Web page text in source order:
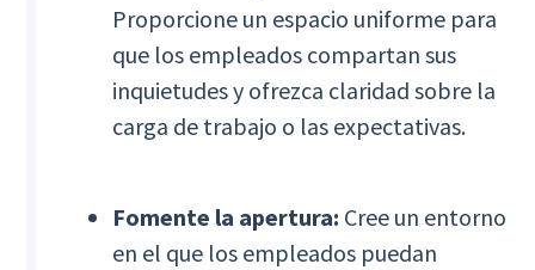
Proporcione un espacio uniforme para
que los empleados compartan sus
inquietudes y ofrezca claridad sobre la
carga de trabajo o las expectativas.
Fomente la apertura: Cree un entorno
en el que los empleados puedan